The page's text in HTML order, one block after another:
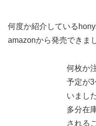
何度か紹介している
amazonから発売できま
何枚か
予定が3
いまし
多分在
される